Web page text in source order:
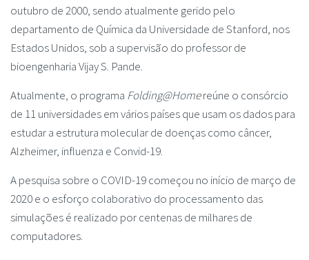
outubro de 2000, sendo atualmente gerido pelo
departamento de Química da Universidade de Stanford, nos
Estados Unidos, sob a supervisão do professor de
bioengenharia Vijay S. Pande.
Atualmente, o programa Folding@Homereúne o consórcio
de 11 universidades em vários países que usam os dados para
estudar a estrutura molecular de doenças como câncer,
Alzheimer, influenza e Convid-19.
A pesquisa sobre o COVID-19 começou no início de março de
2020 e o esforço colaborativo do processamento das
simulações é realizado por centenas de milhares de
computadores.